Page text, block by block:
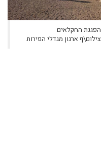
הפגנת החקלאים
צילום\ף ארגון מגדלי הפירות